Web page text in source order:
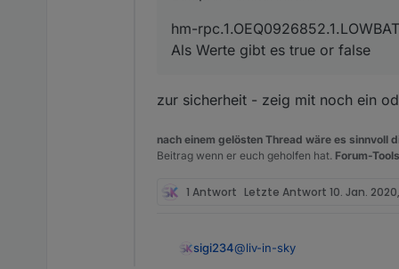
tabelle mit anderer
anzulegen und in
ein datenpunkt für die
werden und als
Script zum download bzw.
hm-rpc.1.OEQ0926852.1.LOWBAT
Als Werte gibt es true or false
zur sicherheit - zeig mit noch ein
nach einem gelösten Thread wäre es
Beitrag wenn er euch geholfen hat. Forum-
1 Antwort Letzte Antwort 10. Jan.
sigi234@liv-in-sky